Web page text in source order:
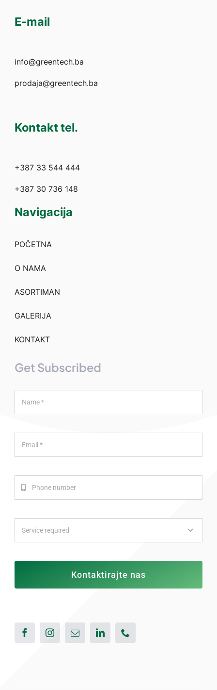
E-mail
info@greentech.ba
prodaja@greentech.ba
Kontakt tel.
+387 33 544 444
+387 30 736 148
Navigacija
POČETNA
O NAMA
ASORTIMAN
GALERIJA
KONTAKT
Get Subscribed
Kontaktirajte nas